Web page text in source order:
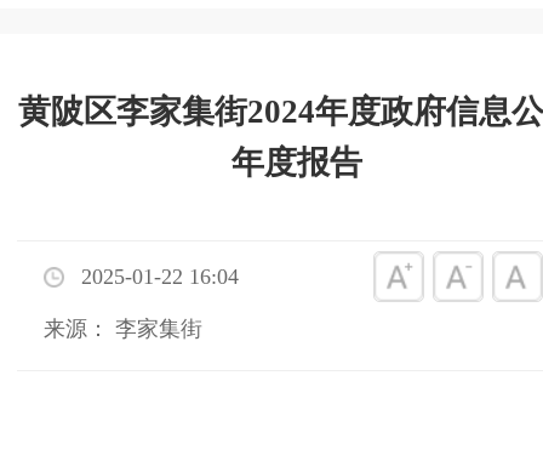
黄陂区李家集街2024年度政府信息
年度报告
2025-01-22 16:04
来源： 李家集街